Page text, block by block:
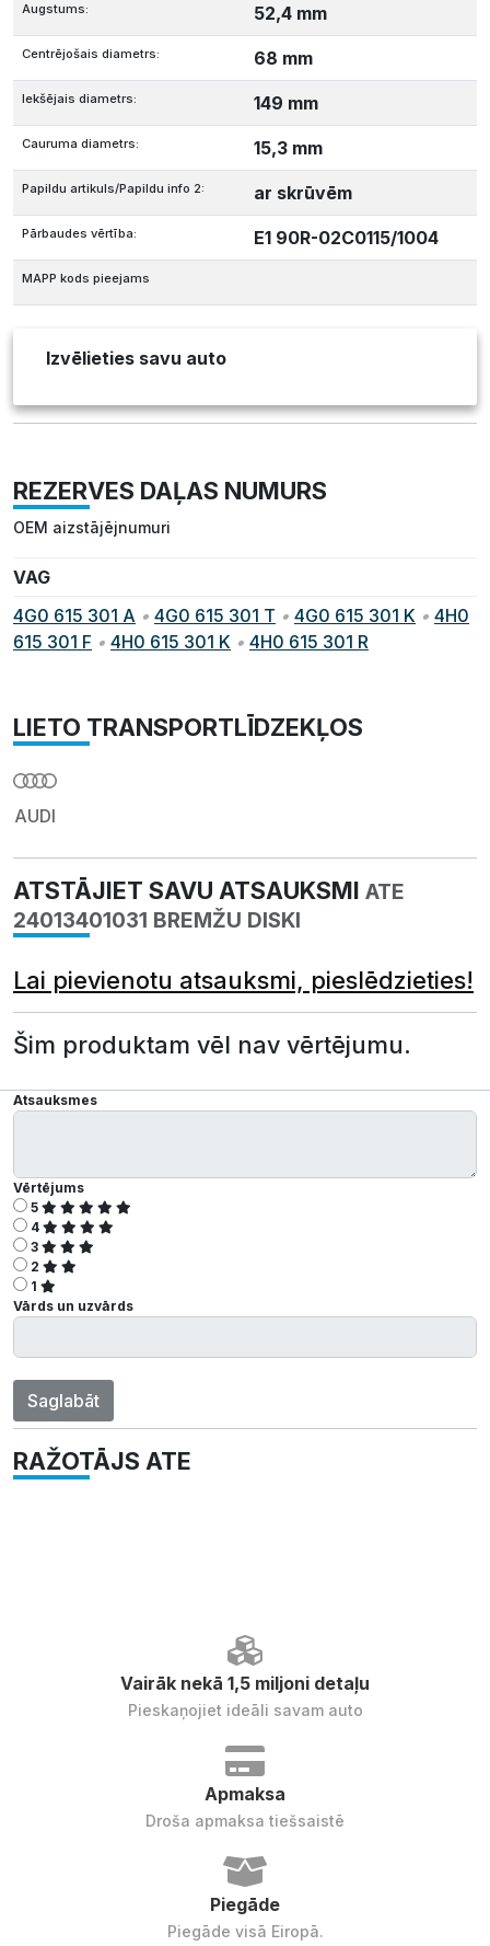
Augstums: 52,4 mm
Centrējošais diametrs: 68 mm
Iekšējais diametrs: 149 mm
Cauruma diametrs: 15,3 mm
Papildu artikuls/Papildu info 2: ar skrūvēm
Pārbaudes vērtība: E1 90R-02C0115/1004
MAPP kods pieejams
Izvēlieties savu auto
REZERVES DAĻAS NUMURS
OEM aizstājējnumuri
VAG
4G0 615 301 A • 4G0 615 301 T • 4G0 615 301 K • 4H0
615 301 F • 4H0 615 301 K • 4H0 615 301 R
LIETO TRANSPORTLĪDZEKĻOS
AUDI
ATSTĀJIET SAVU ATSAUKSMI ATE
24013401031 BREMŽU DISKI
Lai pievienotu atsauksmi, pieslēdzieties!
Šim produktam vēl nav vērtējumu.
Atsauksmes
Vērtējums
5
4
3
2
1
Vārds un uzvārds
Saglabāt
RAŽOTĀJS ATE
Vairāk nekā 1,5 miljoni detaļu
Pieskaņojiet ideāli savam auto
Apmaksa
Droša apmaksa tiešsaistē
Piegāde
Piegāde visā Eiropā.